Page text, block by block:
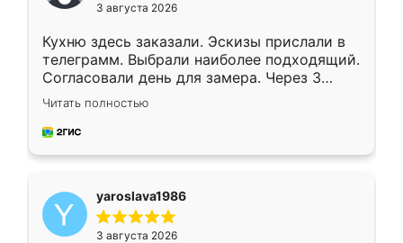
3 августа 2026
Кухню здесь заказали. Эскизы прислали в
телеграмм. Выбрали наиболее подходящий.
Согласовали день для замера. Через 3
недели кухня была уже готова. Остались
довольны работой. Спасибо Ренессанс
мебель за качественную работу!
Читать полностью
yaroslava1986
3 августа 2026